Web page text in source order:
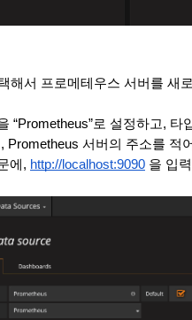
해서 프로메테우스 서버를 새
“Prometheus”로 설정하고, 타
Prometheus 서버의 주소를 적
에, http://localhost:9090 을 입